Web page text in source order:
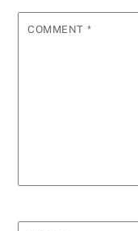
COMMENT *